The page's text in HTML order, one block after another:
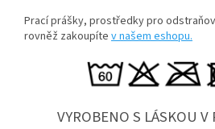
Prací prášky, prostředky pro
rovněž zakoupíte v našem eshopu.
VYROBENO S LÁSKOU V